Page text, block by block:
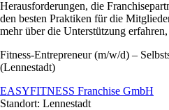
Herausforderungen, die
den besten Praktiken für die
mehr über die Unterstützung
Fitness-Entrepreneur (m/w/d) –
(Lennestadt)
EASYFITNESS Franchise GmbH
Standort: Lennestadt